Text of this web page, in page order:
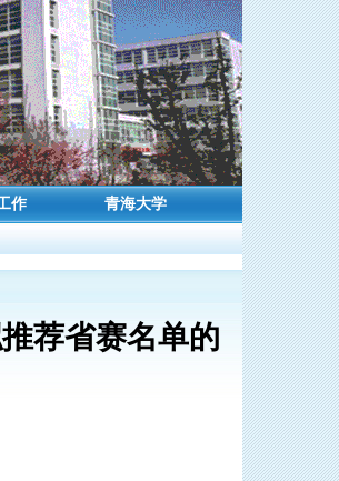
作 青海大学
荐省赛名单的